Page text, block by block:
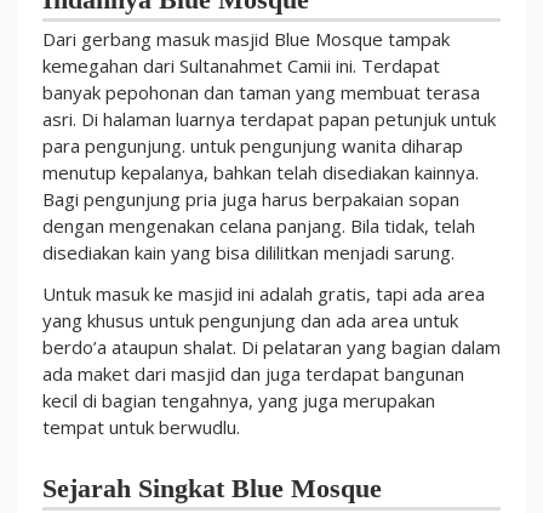
Dari gerbang masuk masjid Blue Mosque tampak
kemegahan dari Sultanahmet Camii ini. Terdapat
banyak pepohonan dan taman yang membuat terasa
asri. Di halaman luarnya terdapat papan petunjuk untuk
para pengunjung. untuk pengunjung wanita diharap
menutup kepalanya, bahkan telah disediakan kainnya.
Bagi pengunjung pria juga harus berpakaian sopan
dengan mengenakan celana panjang. Bila tidak, telah
disediakan kain yang bisa dililitkan menjadi sarung.
Untuk masuk ke masjid ini adalah gratis, tapi ada area
yang khusus untuk pengunjung dan ada area untuk
berdo’a ataupun shalat. Di pelataran yang bagian dalam
ada maket dari masjid dan juga terdapat bangunan
kecil di bagian tengahnya, yang juga merupakan
tempat untuk berwudlu.
Sejarah Singkat Blue Mosque